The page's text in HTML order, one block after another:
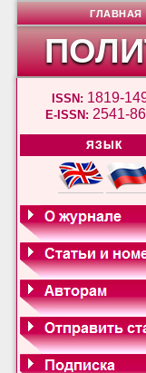
ISSN: 1819-
E-ISSN: 2541-
ЯЗЫК
ГЛАВНАЯ